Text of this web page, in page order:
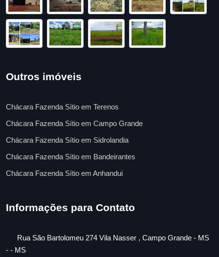
Outros imóveis
Chácara Fazenda Sítio em Terenos
Chácara Fazenda Sítio em Campo Grande
Chácara Fazenda Sítio em Sidrolandia
Chácara Fazenda Sítio em Bandeirantes
Chácara Fazenda Sítio em Anhandui
Informações para Contato
Rua São Bartolomeu 274 Vila Nasser , Campo Grande - MS
- - MS